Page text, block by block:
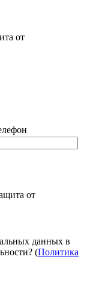
от
от
данных в
(Политика